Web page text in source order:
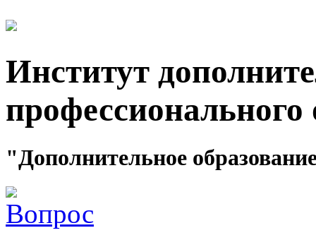
Институт
профессионального
"Дополнительное